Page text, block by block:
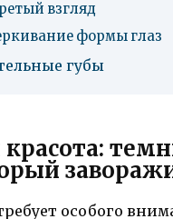
взгляд
формы глаз
губы
красота:
особого